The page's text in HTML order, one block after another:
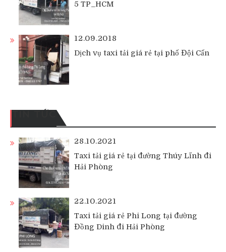
5 TP_HCM
12.09.2018
Dịch vụ taxi tải giá rẻ tại phố Đội Cấn
TIN TỨC
28.10.2021
Taxi tải giá rẻ tại đường Thúy Lĩnh đi
Hải Phòng
22.10.2021
Taxi tải giá rẻ Phi Long tại đường
Đồng Dinh đi Hải Phòng